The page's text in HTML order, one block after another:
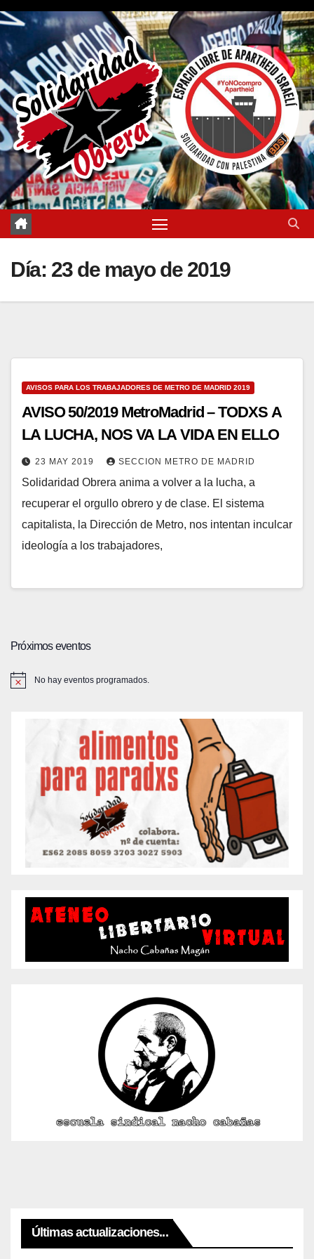
Saltar
contenido
Día: 23 de mayo de 2019
AVISOS PARA LOS TRABAJADORES DE METRO DE MADRID 2019
AVISO 50/2019 MetroMadrid – TODXS A
LA LUCHA, NOS VA LA VIDA EN ELLO
23 MAY 2019 SECCION METRO DE MADRID
Solidaridad Obrera anima a volver a la lucha, a
recuperar el orgullo obrero y de clase. El sistema
capitalista, la Dirección de Metro, nos intentan inculcar
ideología a los trabajadores,
Próximos eventos
No hay eventos programados.
Últimas actualizaciones...